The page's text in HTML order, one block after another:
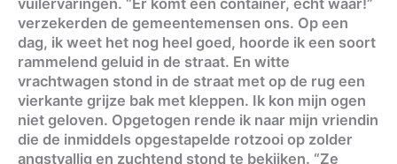
verzekerden de gemeentemensen ons. Op een
dag, ik weet het nog heel goed, hoorde ik een soort
rammelend geluid in de straat. En witte
vrachtwagen stond in de straat met op de rug een
vierkante grijze bak met kleppen. Ik kon mijn ogen
niet geloven. Opgetogen rende ik naar mijn vriendin
die de inmiddels opgestapelde rotzooi op zolder
angstvallig en zuchtend stond te bekijken. “Ze